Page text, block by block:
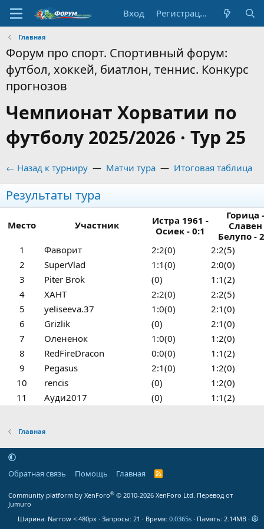
Вход Регистрация
Главная
Форум про спорт. Спортивный форум:
футбол, хоккей, биатлон, теннис. Конкурс
прогнозов
Чемпионат Хорватии по
футболу 2025/2026 · Тур 25
← Назад к турниру — Матчи тура — Итоговая таблица
Результаты тура
Место Участник
Истра 1961 -
Осиек - 0:1
Горица -
Славен
Белупо -
1
Фаворит 2:2(0)
2:2(5)
2
SuperVlad 1:1(0)
2:0(0)
3
Piter Brok (0)
1:1(2)
4
ХАНТ 2:2(0)
2:2(5)
5
yeliseeva.37 1:0(0)
2:1(0)
6
Grizlik (0)
2:1(0)
7
Олененок 1:0(0)
1:2(0)
8
RedFireDracon 0:0(0)
1:1(2)
9
Pegasus 2:1(0)
1:2(0)
10
rencis (0)
1:2(0)
11
Ауди2017 (0) 1:1(2)
Главная
Обратная связь Помощь Главная
R
Community platform by XenForo® © 2010-2026 XenForo Ltd. Перевод от
Jumuro
Ширина
Запросы 21 Время 0.0365s Память 2.14MB